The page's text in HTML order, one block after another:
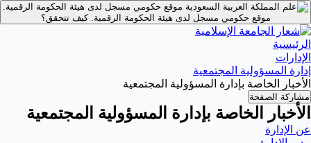
موقع حكومي مسجل لدى هيئة الحكومة الرقمية.
موقع حكومي مسجل لدى هيئة الحكومة الرقمية.كيف تتحقق؟
الرئيسية
الإدارات
إدارة المسؤولية المجتمعية
الأخبار الخاصة بإدارة المسؤولية المجتمعية
مشاركة الصفحة
الأخبار الخاصة بإدارة المسؤولية المجتمعية
عن الإدارة